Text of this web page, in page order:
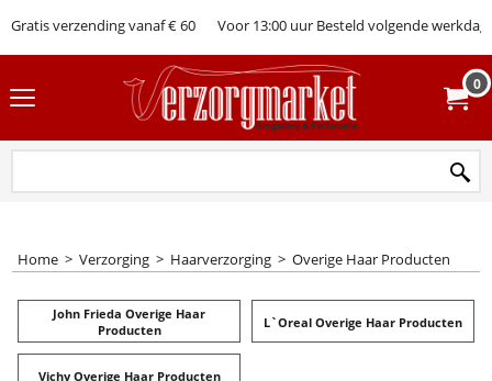
Gratis verzending vanaf € 60 Voor 13:00 uur Besteld volgende werkdag
0
Home > Verzorging > Haarverzorging > Overige Haar Producten
John Frieda Overige Haar
Producten
L`Oreal Overige Haar Producten
Vichy Overige Haar Producten